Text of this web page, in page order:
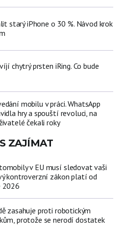
starý iPhone o 30 %. Návod krok
chytrý prsten iRing. Co bude
mobilu v práci. WhatsApp
hry a spouští revoluci, na
čekali roky
ZAJÍMAT
v EU musí sledovat vaši
kontroverzní zákon platí od
2026
zasahuje proti robotickým
protože se nerodí dostatek